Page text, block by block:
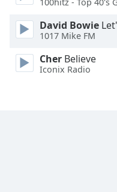
Font
Reset
Done
100hitz - Top 40's
David Bowie
1017 Mike FM
Cher Believe
Iconix Radio